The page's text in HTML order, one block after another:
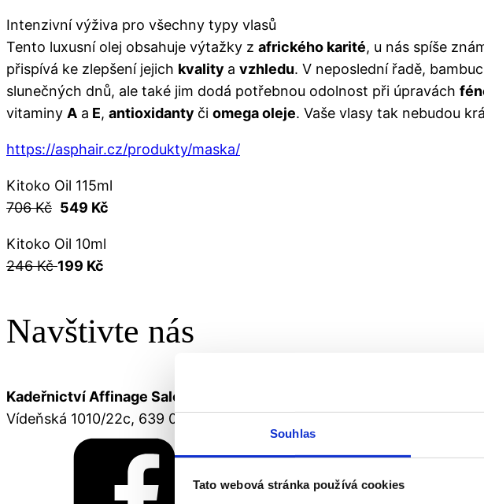
Souhlas
Tato webová stránka používá cookies
Intenzivní výživa pro všechny typy vlasů
Tento luxusní olej obsahuje výtažky z afrického karité, u nás spíše
přispívá ke zlepšení jejich kvality a vzhledu. V neposlední řadě,
slunečných dnů, ale také jim dodá potřebnou odolnost při úpravách
vitaminy A a E, antioxidanty či omega oleje. Vaše vlasy tak nebudou
https://asphair.cz/produkty/maska/
Kitoko Oil 115ml
706 Kč 549 Kč
Kitoko Oil 10ml
246 Kč199 Kč
Navštivte nás
Kadeřnictví Affinage Salon Professional
Vídeňská 1010/22c, 639 00 Brno